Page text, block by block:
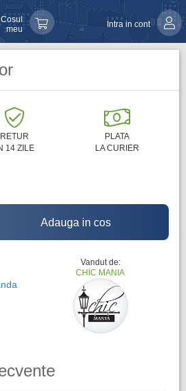
Cosul
meu
Intra in cont
RETUR
14 ZILE
PLATA
LA CURIER
Adauga in cos
Vandut de:
CHIC MANIA